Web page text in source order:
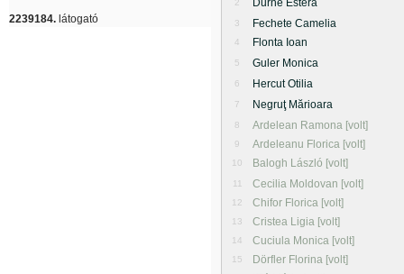
2239184. látogató
2 Durne Estera
3 Fechete Camelia
4 Flonta Ioan
5 Guler Monica
6 Hercut Otilia
7 Negruţ Mărioara
8 Ardelean Ramona [volt]
9 Ardeleanu Florica [volt]
10 Balogh László [volt]
11 Cecilia Moldovan [volt]
12 Chifor Florica [volt]
13 Cristea Ligia [volt]
14 Cuciula Monica [volt]
15 Dörfler Florina [volt]